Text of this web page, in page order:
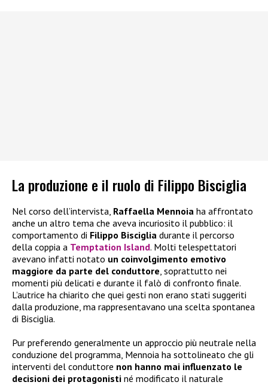
La produzione e il ruolo di Filippo Bisciglia
Nel corso dell’intervista, Raffaella Mennoia ha affrontato
anche un altro tema che aveva incuriosito il pubblico: il
comportamento di Filippo Bisciglia durante il percorso
della coppia a Temptation Island. Molti telespettatori
avevano infatti notato un coinvolgimento emotivo
maggiore da parte del conduttore, soprattutto nei
momenti più delicati e durante il falò di confronto finale.
L’autrice ha chiarito che quei gesti non erano stati suggeriti
dalla produzione, ma rappresentavano una scelta spontanea
di Bisciglia.
Pur preferendo generalmente un approccio più neutrale nella
conduzione del programma, Mennoia ha sottolineato che gli
interventi del conduttore non hanno mai influenzato le
decisioni dei protagonisti né modificato il naturale